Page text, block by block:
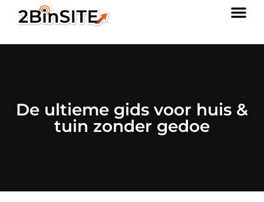
De ultieme gids voor huis &
tuin zonder gedoe